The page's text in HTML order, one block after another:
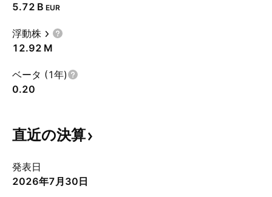
‪5.72 B‬ EUR
浮動株
‪12.92 M‬
ベータ (1年)
0.20
直近の決算
発表日
2026年7月30日